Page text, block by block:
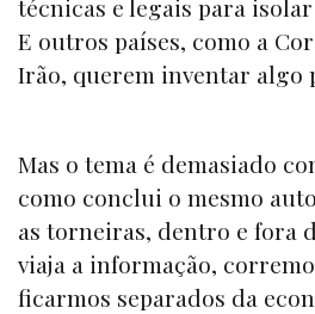
técnicas e legais para
E outros países, como a
Irão, querem inventar algo
Mas o tema é demasiado
como conclui o mesmo
as torneiras, dentro e fora
viaja a informação,
ficarmos separados da